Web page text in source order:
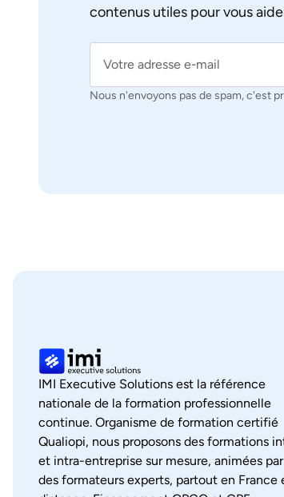
contenus utiles pour vous
Nous n'envoyons pas de spam, c'est
IMI Executive Solutions est la référence
nationale de la formation professionnelle
continue. Organisme de formation certifié
Qualiopi, nous proposons des formations
et intra-entreprise sur mesure, animées par
des formateurs experts, partout en France